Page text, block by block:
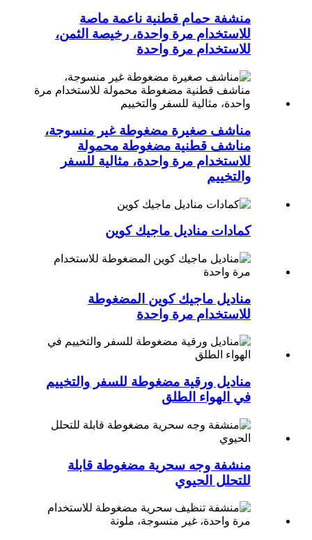
منشفة حمام قطنية ناعمة ماصة
للاستخدام مرة واحدة، رخيصة الثمن،
للاستخدام مرة واحدة
مناشف صغيرة مضغوطة غير منسوجة،
مناشف قطنية مضغوطة محمولة
للاستخدام مرة واحدة، مثالية للسفر
والتخييم
كمادات مناديل ماجيك كوين
مناديل ماجيك كوين المضغوطة
للاستخدام مرة واحدة
مناديل ورقية مضغوطة للسفر والتخييم
في الهواء الطلق
منشفة وجه سحرية مضغوطة قابلة
للتحلل الحيوي